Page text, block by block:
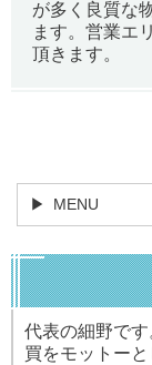
が多く良質な
ます。営業エ
頂きます。
MENU
代表の細野で
買をモットー